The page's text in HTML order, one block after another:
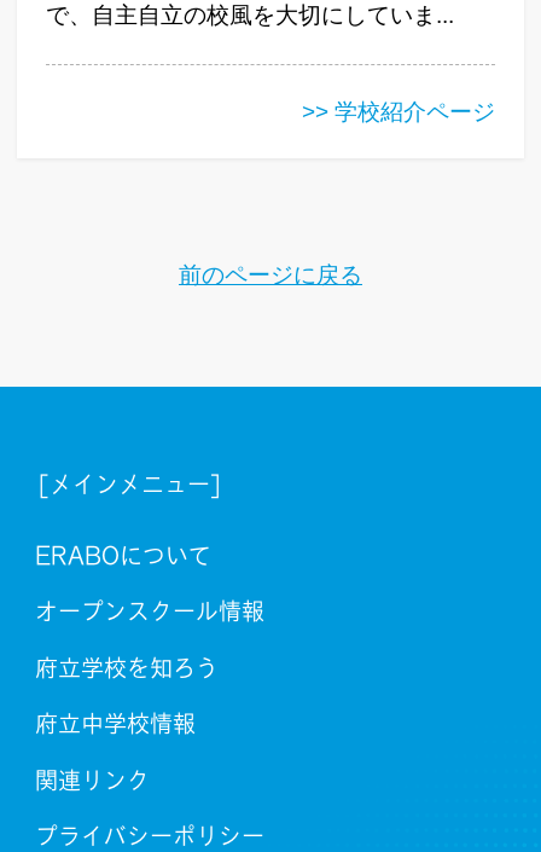
で、自主自立の校風を大切にしていま...
>> 学校紹介ページ
前のページに戻る
[メインメニュー]
ERABOについて
オープンスクール情報
府立学校を知ろう
府立中学校情報
関連リンク
プライバシーポリシー